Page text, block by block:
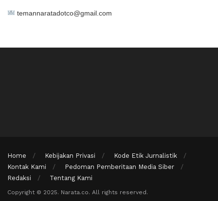
temannaratadotco@gmail.com
Home Kebijakan Privasi
Kode Etik Jurnalistik
Kontak Kami
Pedoman Pemberitaan Media Siber
Redaksi
Tentang Kami
Copyright © 2025. Narata.co. All rights reserved.